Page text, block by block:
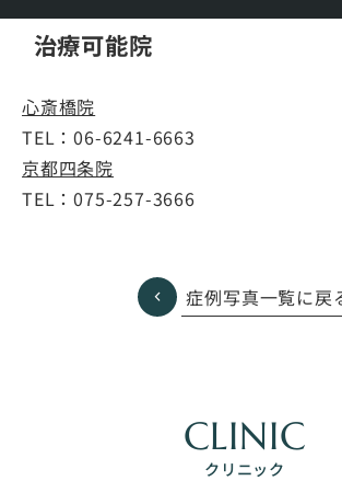
治療可能院
心斎橋院
TEL：06-6241-6663
京都四条院
TEL：075-257-3666
症例写真一覧に戻
CLINIC
クリニック